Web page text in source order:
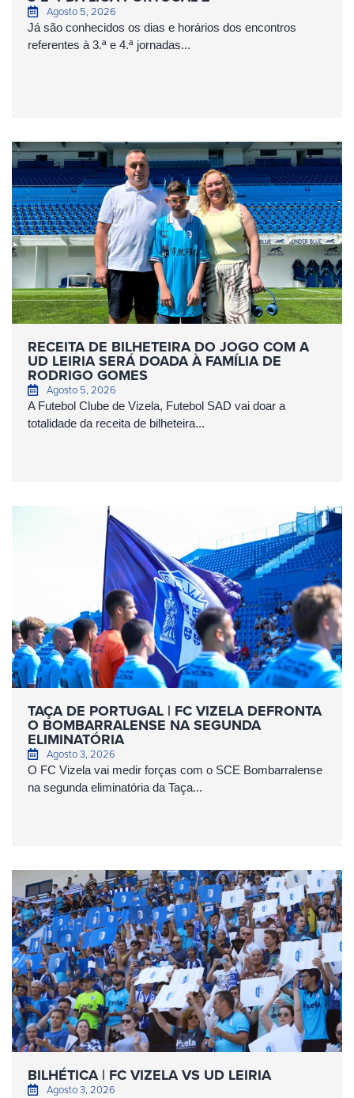
Agosto 5, 2026
Já são conhecidos os dias e horários dos encontros
referentes à 3.ª e 4.ª jornadas...
RECEITA DE BILHETEIRA DO JOGO COM A
UD LEIRIA SERÁ DOADA À FAMÍLIA DE
RODRIGO GOMES
Agosto 5, 2026
A Futebol Clube de Vizela, Futebol SAD vai doar a
totalidade da receita de bilheteira...
TAÇA DE PORTUGAL | FC VIZELA DEFRONTA
O BOMBARRALENSE NA SEGUNDA
ELIMINATÓRIA
Agosto 3, 2026
O FC Vizela vai medir forças com o SCE Bombarralense
na segunda eliminatória da Taça...
BILHÉTICA | FC VIZELA VS UD LEIRIA
Agosto 3, 2026